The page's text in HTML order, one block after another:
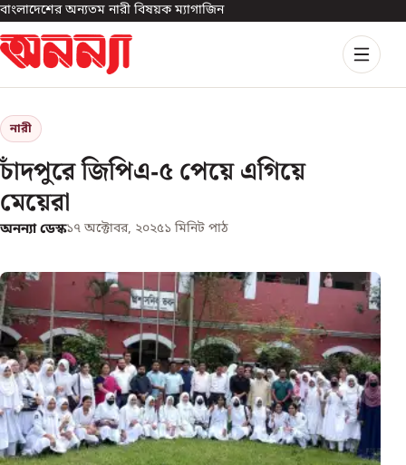
বাংলাদেশের অন্যতম নারী বিষয়ক ম্যাগাজিন
নারী
চাঁদপুরে জিপিএ-৫ পেয়ে এগিয়ে
মেয়েরা
অনন্যা ডেস্ক১৭ অক্টোবর, ২০২৫১ মিনিট পাঠ